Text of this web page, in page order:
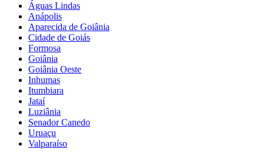
Águas Lindas
Anápolis
Aparecida de Goiânia
Cidade de Goiás
Formosa
Goiânia
Goiânia Oeste
Inhumas
Itumbiara
Jataí
Luziânia
Senador Canedo
Uruaçu
Valparaíso